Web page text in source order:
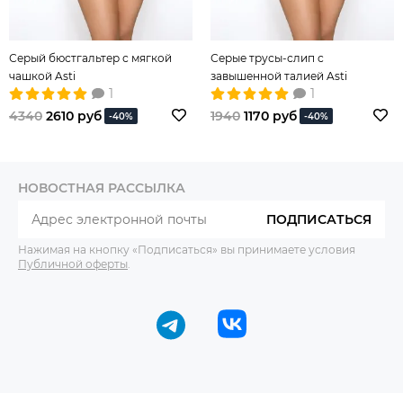
Серый бюстгальтер с мягкой
чашкой Asti
1
4340 2610 руб -40%
Серые трусы-слип с
завышенной талией Asti
1
1940 1170 руб -40%
НОВОСТНАЯ РАССЫЛКА
ПОДПИСАТЬСЯ
Нажимая на кнопку «Подписаться» вы принимаете условия
Публичной оферты